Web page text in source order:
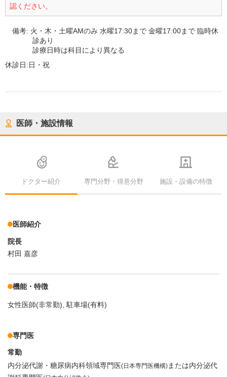
認ください。
備考: 火・木・土曜AMのみ 水曜17:30まで 金曜17:00まで 臨時休
診あり
診療日時は科目により異なる
休診日:日・祝
医師・施設情報
ドクター紹介 専門分野・得意分野 施設・設備の特徴
医師紹介
院長
村田 嘉彦
機能・特徴
女性医師(非常勤) 駐車場(有料)
専門医
常勤
内分泌代謝・糖尿病内科領域専門医(日本専門医機構)または内分泌代